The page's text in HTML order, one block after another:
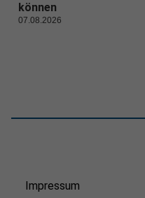
können
07.08.2026
Impressum